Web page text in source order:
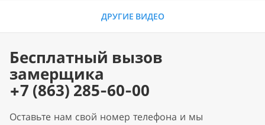
ДРУГИЕ ВИДЕО
Бесплатный вызов
замерщика
+7 (863) 285-60-00
Оставьте нам свой номер телефона и мы